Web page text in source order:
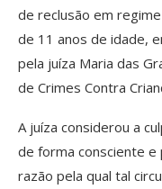
de reclusão em
de 11 anos de idade,
pela juíza Maria das
de Crimes Contra
A juíza considerou a
de forma consciente
razão pela qual tal